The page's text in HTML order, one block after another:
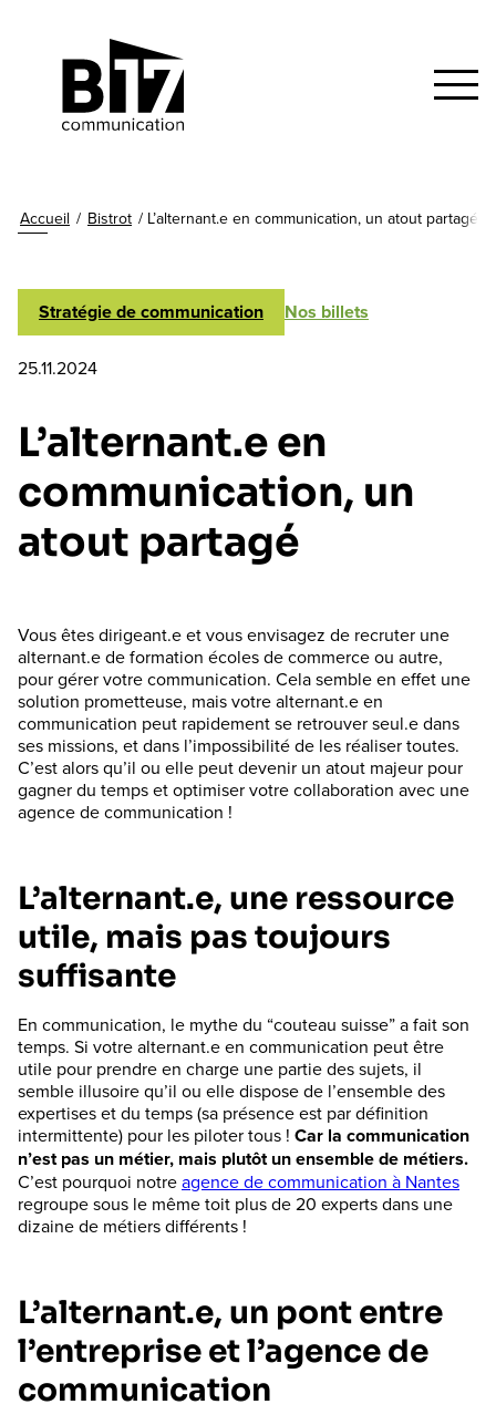
Accueil / Bistrot / L’alternant.e en communication, un atout partagé
Stratégie de communication Nos billets
25.11.2024
L’alternant.e en
communication, un
atout partagé
Vous êtes dirigeant.e et vous envisagez de recruter une
alternant.e de formation écoles de commerce ou autre,
pour gérer votre communication. Cela semble en effet une
solution prometteuse, mais votre alternant.e en
communication peut rapidement se retrouver seul.e dans
ses missions, et dans l’impossibilité de les réaliser toutes.
C’est alors qu’il ou elle peut devenir un atout majeur pour
gagner du temps et optimiser votre collaboration avec une
agence de communication !
L’alternant.e, une ressource
utile, mais pas toujours
suffisante
En communication, le mythe du “couteau suisse” a fait son
temps. Si votre alternant.e en communication peut être
utile pour prendre en charge une partie des sujets, il
semble illusoire qu’il ou elle dispose de l’ensemble des
expertises et du temps (sa présence est par définition
intermittente) pour les piloter tous ! Car la communication
n’est pas un métier, mais plutôt un ensemble de métiers.
C’est pourquoi notreagence de communication à Nantes
regroupe sous le même toit plus de 20 experts dans une
dizaine de métiers différents !
L’alternant.e, un pont entre
l’entreprise et l’agence de
communication